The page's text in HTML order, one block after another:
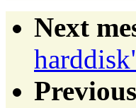
Next